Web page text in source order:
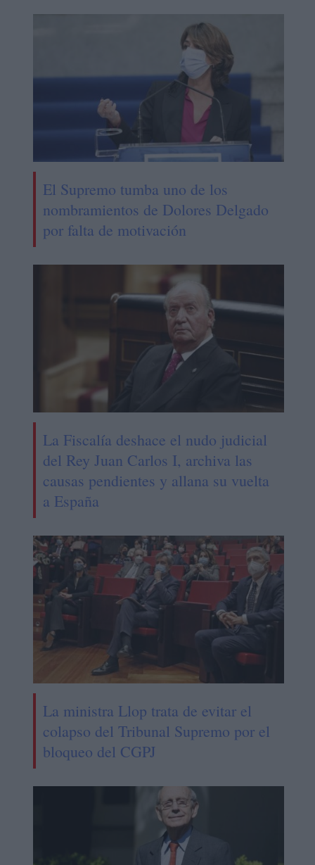
El Supremo tumba uno de los
nombramientos de Dolores Delgado
por falta de motivación
La Fiscalía deshace el nudo judicial
del Rey Juan Carlos I, archiva las
causas pendientes y allana su vuelta
a España
La ministra Llop trata de evitar el
colapso del Tribunal Supremo por el
bloqueo del CGPJ